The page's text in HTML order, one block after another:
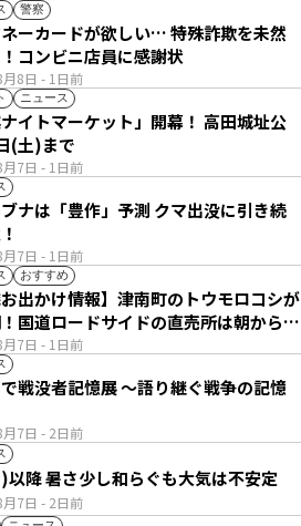
警察
8日 - 1日前
ーカードが欲しい… 特殊詐欺を未然
コンビニ店員に感謝状
ニュース
7日 - 1日前
ナイトマーケット」開幕！ 高田城址公
(土)まで
7日 - 1日前
「豊作」予測 クマ出没に引き続
おすすめ
7日 - 1日前
お出かけ情報】津南町のトウモロコシが
国道ロードサイドの直売所は朝から長
7日 - 2日前
戦没者記憶展 ～語り継ぐ戦争の記憶
7日 - 2日前
8日(土)以降 暑さ少し和らぐも大気は不安定